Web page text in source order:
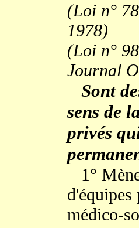
(Loi n°
1978)
(Loi n°
Journal
Sont
sens de
privés
1°
médico-